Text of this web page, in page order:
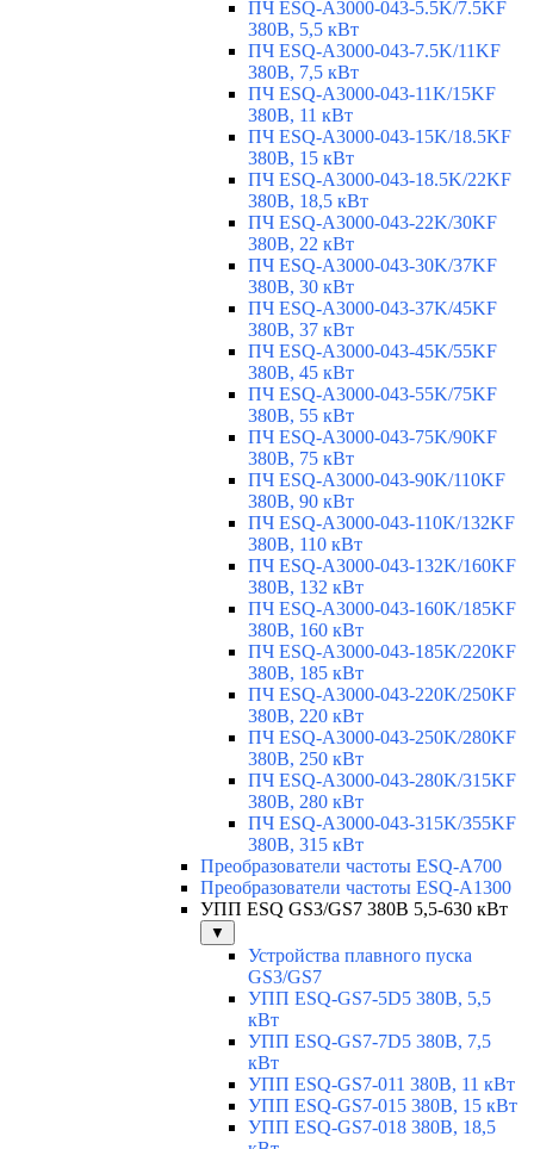
ПЧ ESQ-A3000-043-5.5K/7.5KF
380В, 5,5 кВт
ПЧ ESQ-A3000-043-7.5K/11KF
380В, 7,5 кВт
ПЧ ESQ-A3000-043-11K/15KF
380В, 11 кВт
ПЧ ESQ-A3000-043-15K/18.5KF
380В, 15 кВт
ПЧ ESQ-A3000-043-18.5K/22KF
380В, 18,5 кВт
ПЧ ESQ-A3000-043-22K/30KF
380В, 22 кВт
ПЧ ESQ-A3000-043-30K/37KF
380В, 30 кВт
ПЧ ESQ-A3000-043-37K/45KF
380В, 37 кВт
ПЧ ESQ-A3000-043-45K/55KF
380В, 45 кВт
ПЧ ESQ-A3000-043-55K/75KF
380В, 55 кВт
ПЧ ESQ-A3000-043-75K/90KF
380В, 75 кВт
ПЧ ESQ-A3000-043-90K/110KF
380В, 90 кВт
ПЧ ESQ-A3000-043-110K/132KF
380В, 110 кВт
ПЧ ESQ-A3000-043-132K/160KF
380В, 132 кВт
ПЧ ESQ-A3000-043-160K/185KF
380В, 160 кВт
ПЧ ESQ-A3000-043-185K/220KF
380В, 185 кВт
ПЧ ESQ-A3000-043-220K/250KF
380В, 220 кВт
ПЧ ESQ-A3000-043-250K/280KF
380В, 250 кВт
ПЧ ESQ-A3000-043-280K/315KF
380В, 280 кВт
ПЧ ESQ-A3000-043-315K/355KF
380В, 315 кВт
Преобразователи частоты ESQ-A700
Преобразователи частоты ESQ-A1300
УПП ESQ GS3/GS7 380В 5,5-630 кВт
▼
Устройства плавного пуска
GS3/GS7
УПП ESQ-GS7-5D5 380В, 5,5
кВт
УПП ESQ-GS7-7D5 380В, 7,5
кВт
УПП ESQ-GS7-011 380В, 11 кВт
УПП ESQ-GS7-015 380В, 15 кВт
УПП ESQ-GS7-018 380В, 18,5